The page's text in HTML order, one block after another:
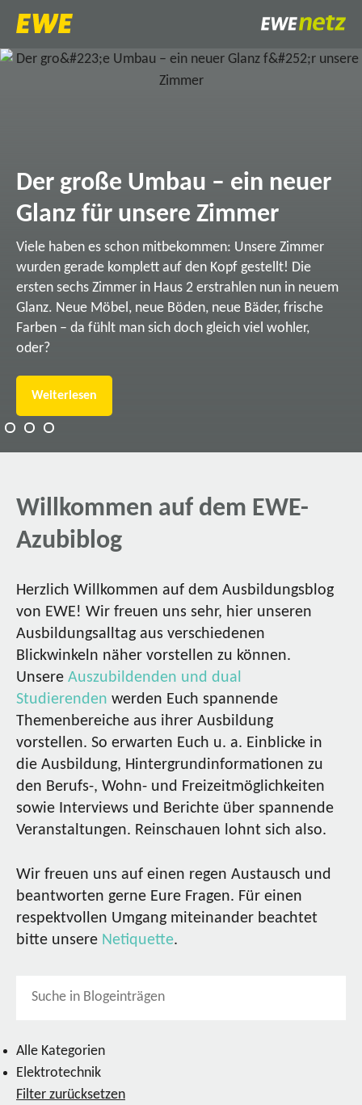
Der große Umbau – ein neuer
Glanz für unsere Zimmer
Viele haben es schon mitbekommen: Unsere Zimmer
wurden gerade komplett auf den Kopf gestellt! Die
ersten sechs Zimmer in Haus 2 erstrahlen nun in neuem
Glanz. Neue Möbel, neue Böden, neue Bäder, frische
Farben – da fühlt man sich doch gleich viel wohler,
oder?
Weiterlesen
Willkommen auf dem EWE-
Azubiblog
Herzlich Willkommen auf dem Ausbildungsblog
von EWE! Wir freuen uns sehr, hier unseren
Ausbildungsalltag aus verschiedenen
Blickwinkeln näher vorstellen zu können.
Unsere Auszubildenden und dual
Studierenden werden Euch spannende
Themenbereiche aus ihrer Ausbildung
vorstellen. So erwarten Euch u. a. Einblicke in
die Ausbildung, Hintergrundinformationen zu
den Berufs-, Wohn- und Freizeitmöglichkeiten
sowie Interviews und Berichte über spannende
Veranstaltungen. Reinschauen lohnt sich also.
Wir freuen uns auf einen regen Austausch und
beantworten gerne Eure Fragen. Für einen
respektvollen Umgang miteinander beachtet
bitte unsere Netiquette.
Alle Kategorien
Elektrotechnik
Filter zurücksetzen